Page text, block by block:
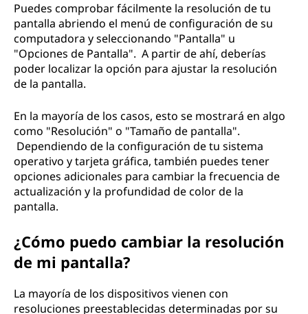
Puedes comprobar fácilmente la resolución de tu
pantalla abriendo el menú de configuración de su
computadora y seleccionando "Pantalla" u
"Opciones de Pantalla". A partir de ahí, deberías
poder localizar la opción para ajustar la resolución
de la pantalla.
En la mayoría de los casos, esto se mostrará en algo
como "Resolución" o "Tamaño de pantalla".
Dependiendo de la configuración de tu sistema
operativo y tarjeta gráfica, también puedes tener
opciones adicionales para cambiar la frecuencia de
actualización y la profundidad de color de la
pantalla.
¿Cómo puedo cambiar la resolución
de mi pantalla?
La mayoría de los dispositivos vienen con
resoluciones preestablecidas determinadas por su